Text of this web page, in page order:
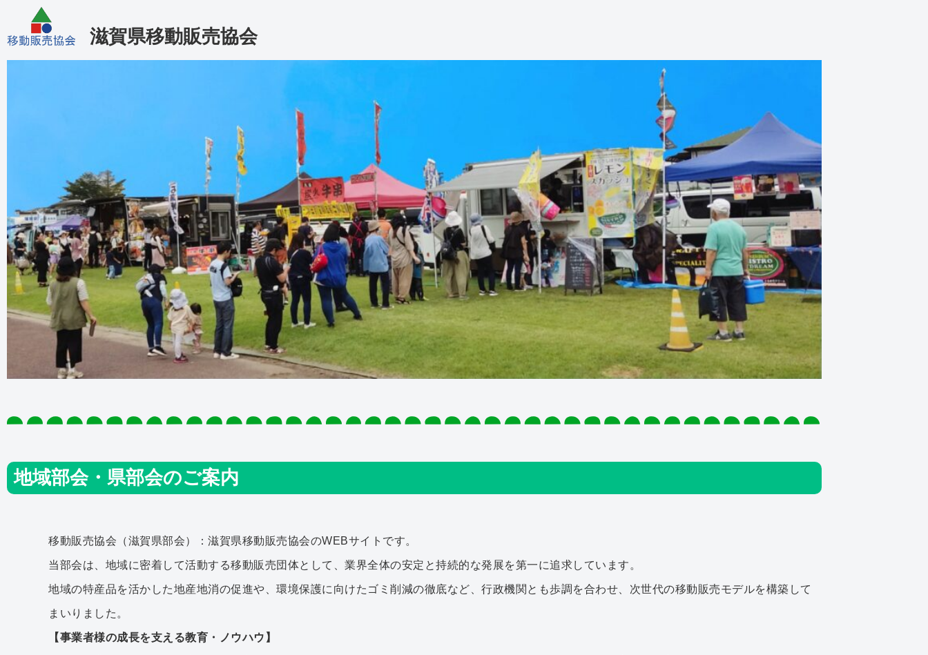
滋賀県移動販売協会
地域部会・県部会のご案内
移動販売協会（滋賀県部会）：滋賀県移動販売協会のWEBサイトです。
当部会は、地域に密着して活動する移動販売団体として、業界全体の安定と持続的な発展を第一に追求しています。
地域の特産品を活かした地産地消の促進や、環境保護に向けたゴミ削減の徹底など、行政機関とも歩調を合わせ、次世代の移動販売モデルを構築して
まいりました。
【事業者様の成長を支える教育・ノウハウ】